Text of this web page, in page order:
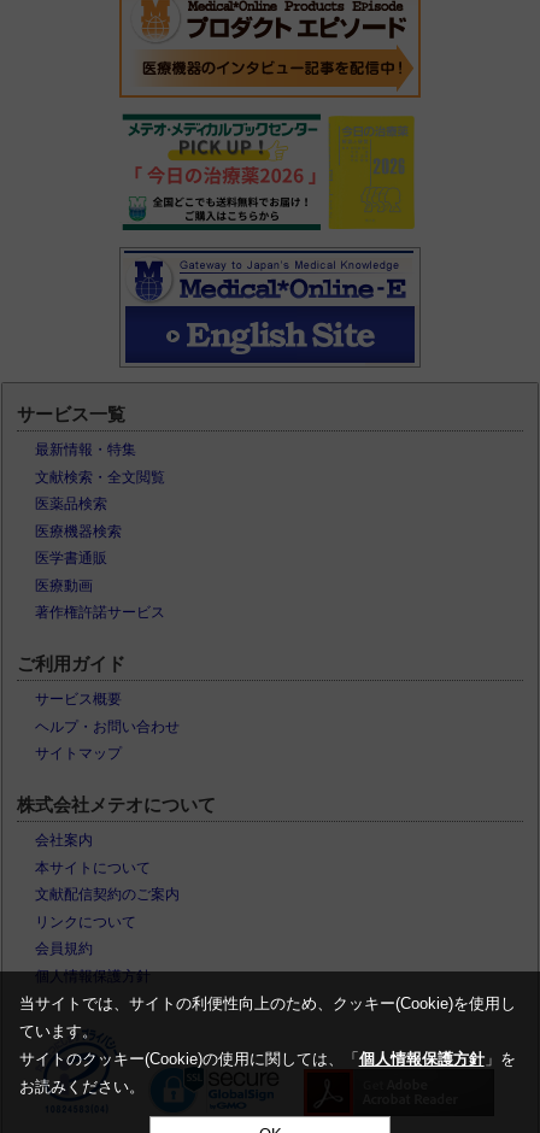
サービス一覧
最新情報・特集
文献検索・全文閲覧
医薬品検索
医療機器検索
医学書通販
医療動画
著作権許諾サービス
ご利用ガイド
サービス概要
ヘルプ・お問い合わせ
サイトマップ
株式会社メテオについて
会社案内
本サイトについて
文献配信契約のご案内
リンクについて
会員規約
個人情報保護方針
当サイトでは、サイトの利便性向上のため、クッキー(Cookie)を使用し
ています。
サイトのクッキー(Cookie)の使用に関しては、「 個人情報保護方針」を
お読みください。